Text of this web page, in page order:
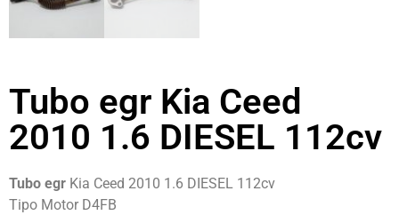
Tubo egr Kia Ceed
2010 1.6 DIESEL 112cv
Tubo egr Kia Ceed 2010 1.6 DIESEL 112cv
Tipo Motor D4FB